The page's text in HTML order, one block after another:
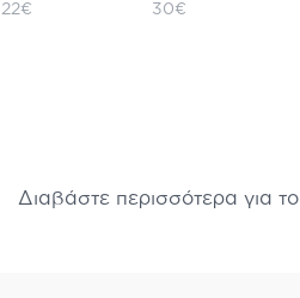
22€ 30€
Διαβάστε περισσότερα για το